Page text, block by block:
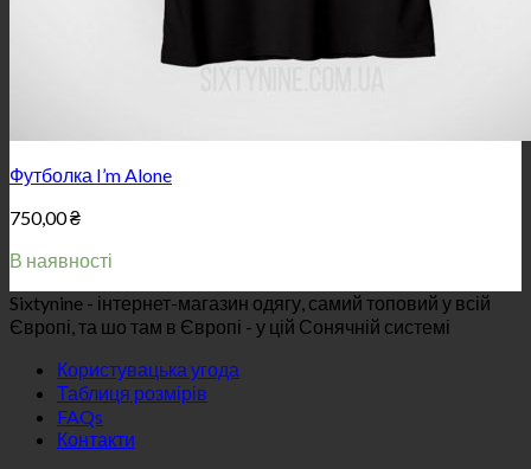
Футболка I’m Alone
750,00₴
В наявності
Sixtynine - інтернет-магазин одягу, самий топовий у всій
Європі, та шо там в Європі - у цій Сонячній системі
Користувацька угода
Таблиця розмірів
FAQs
Контакти